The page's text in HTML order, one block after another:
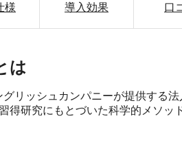
様 導入効果 口
は
リッシュカンパニーが提供する
得研究にもとづいた科学的メソッ